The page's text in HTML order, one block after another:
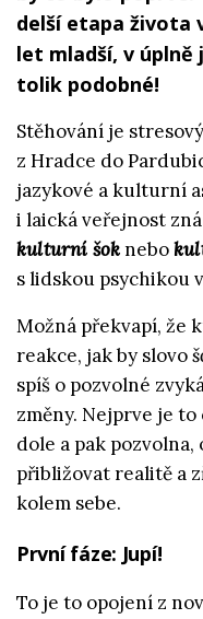
delší etapa života
let mladší, v
tolik podobné!
Stěhování je
z Hradce do
jazykové a kulturní
i laická veřejnost
kulturní šoknebo
s lidskou psychikou
Možná překvapí, že
reakce, jak by slovo
spíš o pozvolné
změny. Nejprve je
dole a pak
přibližovat realitě a
kolem sebe.
První fáze: Jupí!
To je to opojení z